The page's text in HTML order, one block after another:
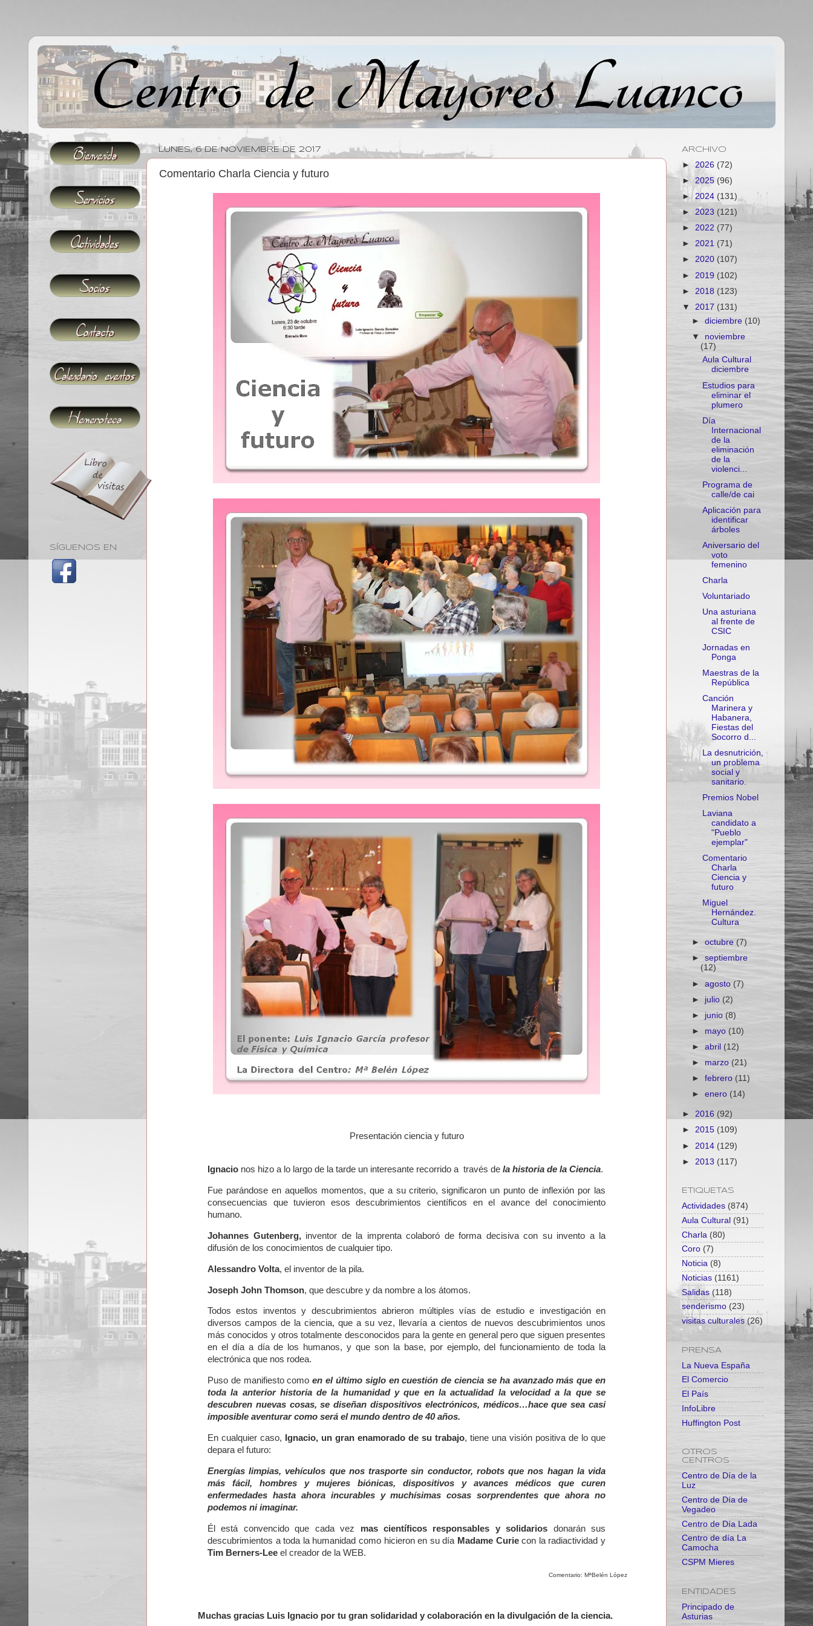
LUNES, 6 DE NOVIEMBRE DE 2017
Comentario Charla Ciencia y futuro
Presentación ciencia y futuro
Ignacio nos hizo a lo largo de la tarde un interesante recorrido a través de la historia de la Ciencia.
Fue parándose en aquellos momentos, que a su criterio, significaron un punto de inflexión por las
consecuencias que tuvieron esos descubrimientos científicos en el avance del conocimiento
humano.
Johannes Gutenberg,inventor de la imprenta colaboró de forma decisiva con su invento a la
difusión de los conocimientos de cualquier tipo.
Alessandro Volta, el inventor de la pila.
Joseph John Thomson, que descubre y da nombre a los átomos.
Todos estos inventos y descubrimientos abrieron múltiples vías de estudio e investigación en
diversos campos de la ciencia, que a su vez, llevaría a cientos de nuevos descubrimientos unos
más conocidos y otros totalmente desconocidos para la gente en general pero que siguen presentes
en el día a día de los humanos, y que son la base, por ejemplo, del funcionamiento de toda la
electrónica que nos rodea.
Puso de manifiesto comoen el último siglo en cuestión de ciencia se ha avanzado más que en
toda la anterior historia de la humanidad y que en la actualidad la velocidad a la que se
descubren nuevas cosas, se diseñan dispositivos electrónicos, médicos…hace que sea casi
imposible aventurar como será el mundo dentro de 40 años.
En cualquier caso, Ignacio, un gran enamorado de su trabajo, tiene una visión positiva de lo que
depara el futuro:
Energías limpias, vehículos que nos trasporte sin conductor, robots que nos hagan la vida
más fácil, hombres y mujeres biónicas, dispositivos y avances médicos que curen
enfermedades hasta ahora incurables y muchísimas cosas sorprendentes que ahora no
podemos ni imaginar.
Él está convencido que cada vez mas científicos responsables y solidarios donarán sus
descubrimientos a toda la humanidad como hicieron en su día Madame Curiecon la radiactividad y
Tim Berners-Lee el creador de la WEB.
Comentario: MªBelén López
Muchas gracias Luis Ignacio por tu gran solidaridad y colaboración en la divulgación de la ciencia.
SÍGUENOS EN
ARCHIVO
► 2026 (72)
► 2025 (96)
► 2024 (131)
► 2023 (121)
► 2022 (77)
► 2021 (71)
► 2020 (107)
► 2019 (102)
► 2018 (123)
▼ 2017 (131)
►diciembre (10)
▼ noviembre
(17)
Aula Cultural
diciembre
Estudios para
eliminar el
plumero
Día
Internacional
de la
eliminación
de la
violenci...
Programa de
calle/de cai
Aplicación para
identificar
árboles
Aniversario del
voto
femenino
Charla
Voluntariado
Una asturiana
al frente de
CSIC
Jornadas en
Ponga
Maestras de la
República
Canción
Marinera y
Habanera,
Fiestas del
Socorro d...
La desnutrición,
un problema
social y
sanitario.
Premios Nobel
Laviana
candidato a
"Pueblo
ejemplar"
Comentario
Charla
Ciencia y
futuro
Miguel
Hernández.
Cultura
►octubre (7)
►septiembre
(12)
►agosto (7)
► julio (2)
► junio (8)
► mayo (10)
►abril (12)
► marzo(21)
►febrero(11)
►enero (14)
► 2016 (92)
► 2015 (109)
► 2014 (129)
► 2013 (117)
ETIQUETAS
Actividades (874)
Aula Cultural (91)
Charla (80)
Coro (7)
Noticia (8)
Noticias (1161)
Salidas (118)
senderismo (23)
visitas culturales (26)
PRENSA
La Nueva España
El Comercio
El País
InfoLibre
Huffington Post
OTROS
CENTROS
Centro de Día de la
Luz
Centro de Día de
Vegadeo
Centro de Día Lada
Centro de día La
Camocha
CSPM Mieres
ENTIDADES
Principado de
Asturias